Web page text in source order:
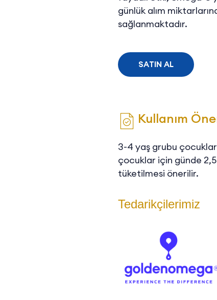
günlük alım
sağlanmaktadır.
SATIN AL
Kullanım
3-4 yaş grubu
çocuklar için günde
tüketilmesi önerilir.
Tedarikçilerimiz